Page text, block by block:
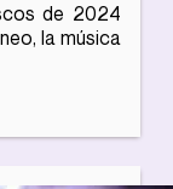
de 2024
la música